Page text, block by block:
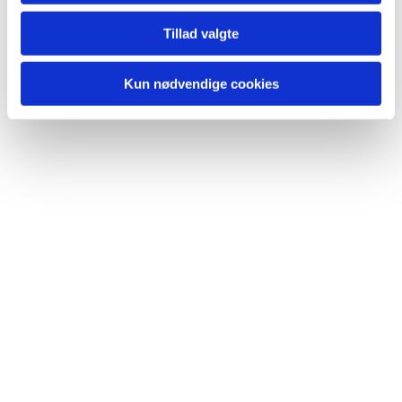
Tillad valgte
Kun nødvendige cookies